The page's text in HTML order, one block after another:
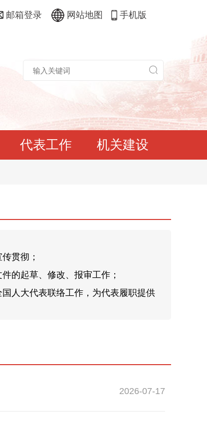
邮箱登录 网站地图 手机版
代表工作 机关建设
贯彻；
的起草、修改、报审工作；
人大代表联络工作，为代表履职提供
参与常委会的有关工作；
2026-07-17